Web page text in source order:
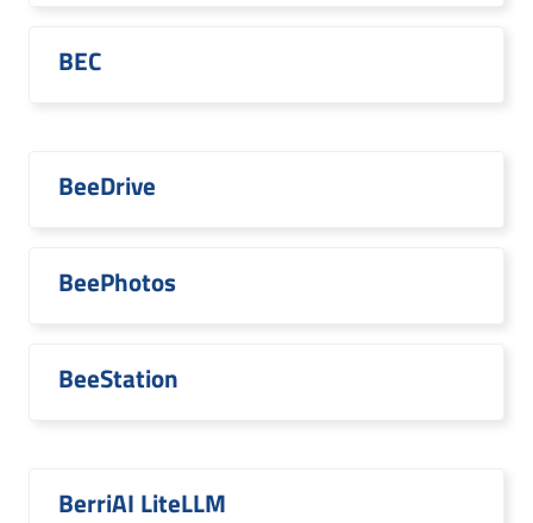
BEC
BeeDrive
BeePhotos
BeeStation
BerriAI LiteLLM